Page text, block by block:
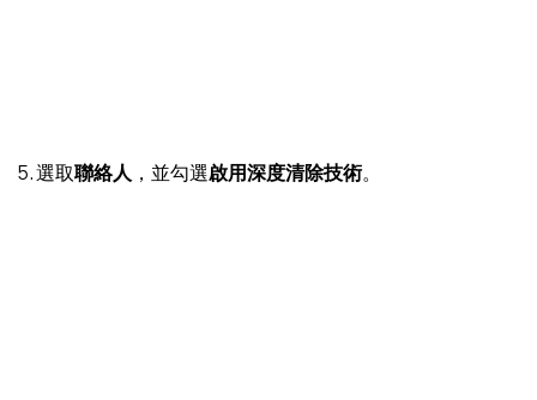
5. 選取聯絡人 ，並勾選啟用深度清除技術。